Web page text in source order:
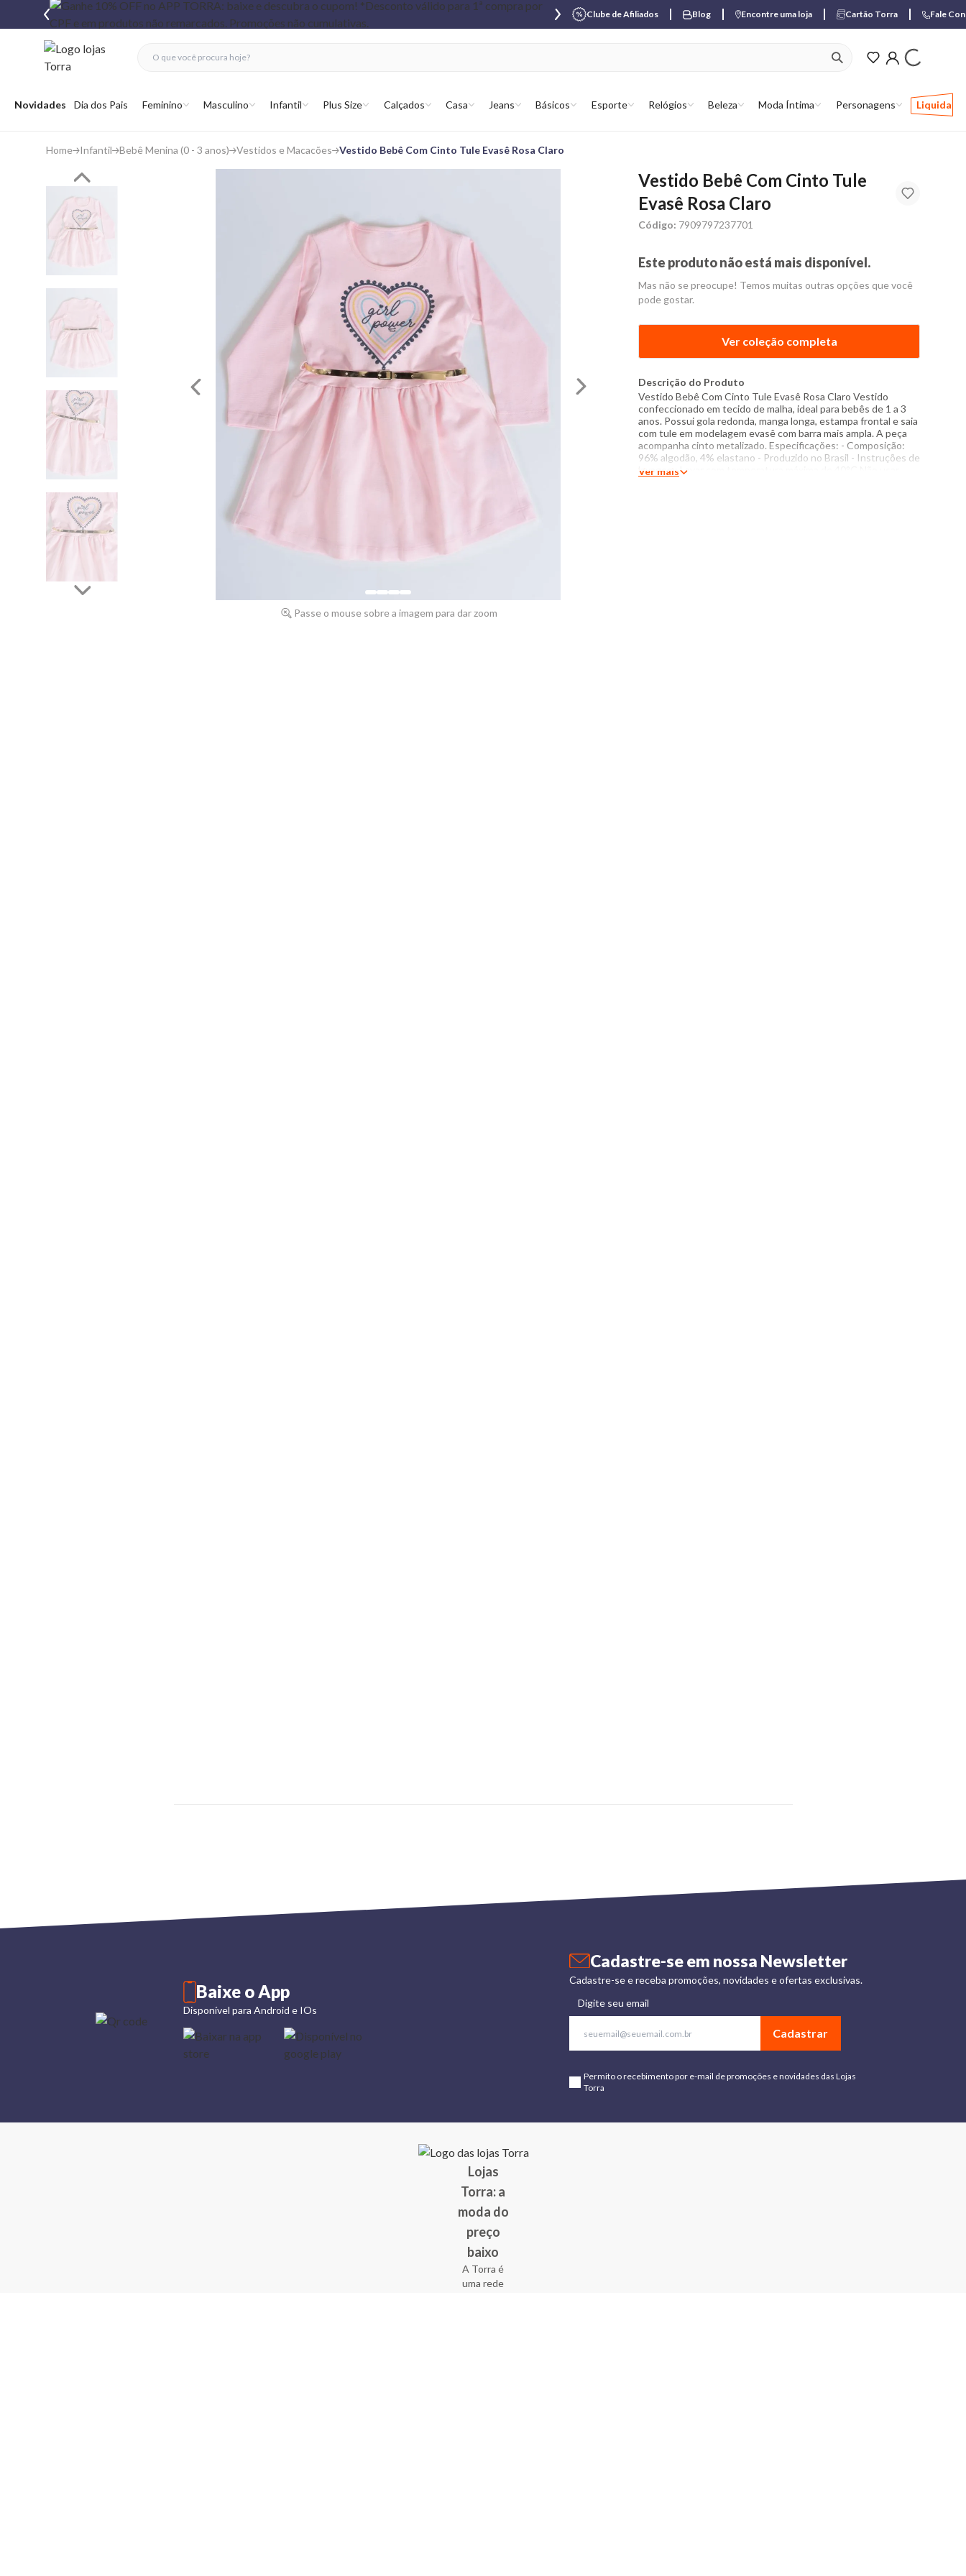
Clube de Afiliados Blog Encontre uma loja Cartão Torra Fale
Abrir menu
Novidades Dia dos Pais Feminino Masculino Infantil Plus Size Calçados Casa Jeans Básicos Esporte Relógios Beleza Moda Íntima Personagens Liquida
ver produtos
fechar menu
fechar menu
favoritos
Home Infantil Bebê Menina (0 - 3 anos) Vestidos e Macacões Vestido Bebê Com Cinto Tule Evasê Rosa Claro
Passe o mouse sobre a imagem para dar zoom
Vestido Bebê Com Cinto Tule
Evasê Rosa Claro
Código: 7909797237701
Este produto não está mais disponível.
Mas não se preocupe! Temos muitas outras opções que você
pode gostar.
Ver coleção completa
Descrição do Produto
Vestido Bebê Com Cinto Tule Evasê Rosa Claro Vestido
confeccionado em tecido de malha, ideal para bebês de 1 a 3
anos. Possui gola redonda, manga longa, estampa frontal e saia
com tule em modelagem evasê com barra mais ampla. A peça
acompanha cinto metalizado. Especificações: - Composição:
96% algodão, 4% elastano - Produzido no Brasil - Instruções de
lavagem: Lavar com temperatura máxima de 40°C Não usar
Ver mais
Cadastre-se em nossa Newsletter
Cadastre-se e receba promoções, novidades e ofertas exclusivas.
Digite seu email
Cadastrar
Permito o recebimento por e-mail de promoções e novidades das Lojas
Torra
Baixe o App
Disponível para Android e IOs
Lojas
Torra: a
moda do
preço
baixo
A Torra é
uma rede